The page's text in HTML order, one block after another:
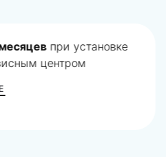
при установке
центром